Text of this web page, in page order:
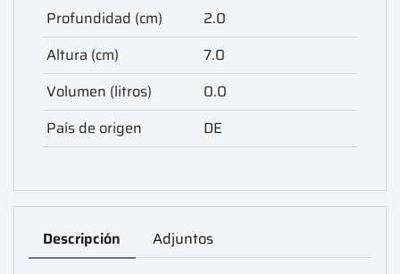
Profundidad (cm)
2.0
Altura (cm)
7.0
Volumen (litros)
0.0
País de origen
DE
Descripción Adjuntos